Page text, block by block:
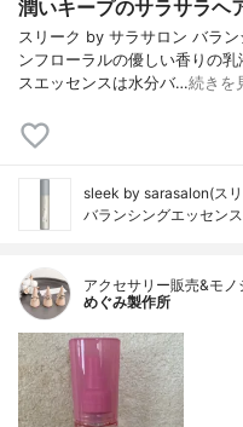
潤いキープのサラサラヘ
スリーク by サラサロン バラ
ンフローラルの優しい香りの
スエッセンスは水分バ…続きを
sleek by sarasalon(ス
バランシングエッセンス
アクセサリー販売&モ
めぐみ製作所